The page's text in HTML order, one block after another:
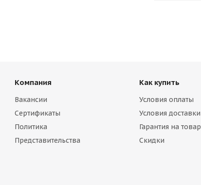
Компания
Вакансии
Сертификаты
Политика
Представительства
Как купить
Условия оплаты
Условия доставки
Гарантия на товар
Скидки